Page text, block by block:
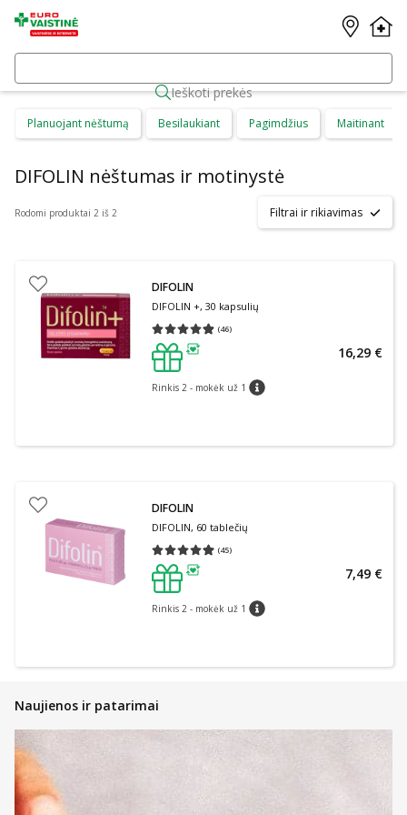
Ieškoti prekės
Planuojant nėštumą Besilaukiant Pagimdžius Maitinant
DIFOLIN nėštumas ir motinystė
Rodomi produktai 2 iš 2 Filtrai ir rikiavimas
DIFOLIN
DIFOLIN +, 30 kapsulių
(46)
Vidutinis įvertinimas 4.87
patarimas
Rinkis 2 - mokėk už 1 patarimas
16,29 €
DIFOLIN
DIFOLIN, 60 tablečių
(45)
Vidutinis įvertinimas 4.98
patarimas
Rinkis 2 - mokėk už 1 patarimas
7,49 €
Naujienos ir patarimai